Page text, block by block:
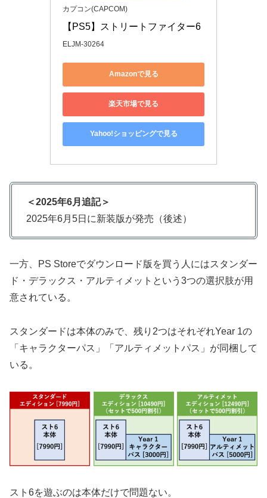
カプコン(CAPCOM)
【PS5】ストリートファイター6
ELJM-30264
Amazonで見る
楽天市場で見る
Yahoo!ショッピングで見る
＜2025年6月追記＞
2025年6月5日に新装版が発売（後述）
一方、PS Storeでダウンロード版を買う人にはスタンダー
ド・デラックス・アルティメットという3つの選択肢が用
意されている。
スタンダードは本体のみで、残り2つはそれぞれYear 1の
「キャラクターパス」「アルティメットパス」が同梱して
いる。
スト6を遊ぶのは本体だけで問題ない。